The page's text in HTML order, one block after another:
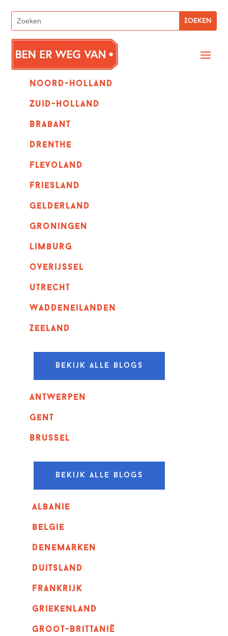
Noord-holland
zuid-holland
Brabant
Drenthe
Flevoland
Friesland
Gelderland
Groningen
Limburg
overijssel
utrecht
Waddeneilanden
Zeeland
Bekijk alle blogs
Antwerpen
GENT
Brussel
Bekijk alle blogs
albanie
belgie
denemarken
duitsland
frankrijk
griekenland
Groot-Brittanië